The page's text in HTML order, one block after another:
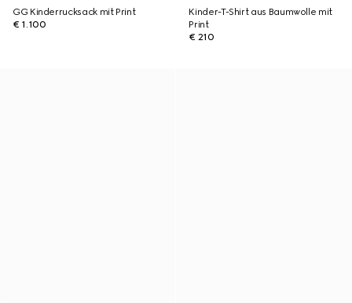
GG Kinderrucksack mit Print
€ 1.100
Kinder-T-Shirt aus Baumwolle mit
Print
€ 210